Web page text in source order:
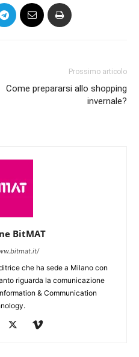
Prossimo articolo
Come prepararsi allo shopping
invernale?
BitMAT
che ha sede a Milano con
riguarda la comunicazione
& Communication